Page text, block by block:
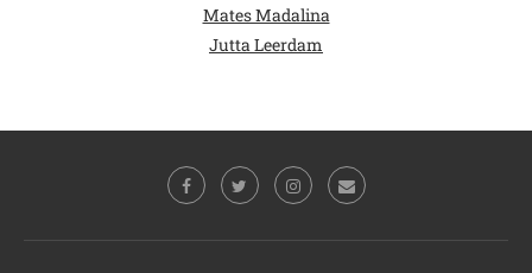
Mates Madalina
Jutta Leerdam